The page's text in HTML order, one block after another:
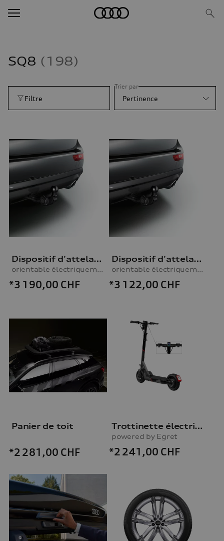
SQ8 198
Filtre
Trier par
Pertinence
Dispositif d'attelage
orientable électriquement, avec kit électrique
*3 190,00 CHF
Dispositif d'attelage
orientable électriquement, avec kit électrique
*3 122,00 CHF
Panier de toit
*2 281,00 CHF
Trottinette électrique Audi
powered by Egret
*2 241,00 CHF